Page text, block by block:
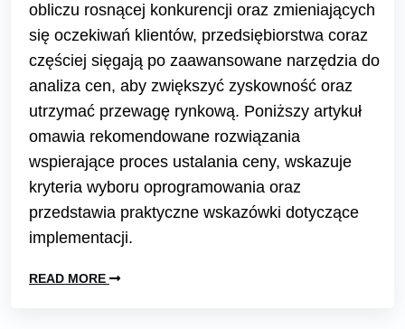
obliczu rosnącej konkurencji oraz zmieniających
się oczekiwań klientów, przedsiębiorstwa coraz
częściej sięgają po zaawansowane narzędzia do
analiza cen, aby zwiększyć zyskowność oraz
utrzymać przewagę rynkową. Poniższy artykuł
omawia rekomendowane rozwiązania
wspierające proces ustalania ceny, wskazuje
kryteria wyboru oprogramowania oraz
przedstawia praktyczne wskazówki dotyczące
implementacji.
READ MORE